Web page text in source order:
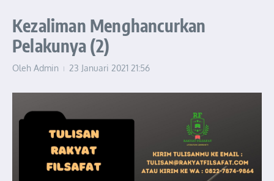
Kezaliman Menghancurkan
Pelakunya (2)
Oleh Admin 23 Januari 2021 21:56